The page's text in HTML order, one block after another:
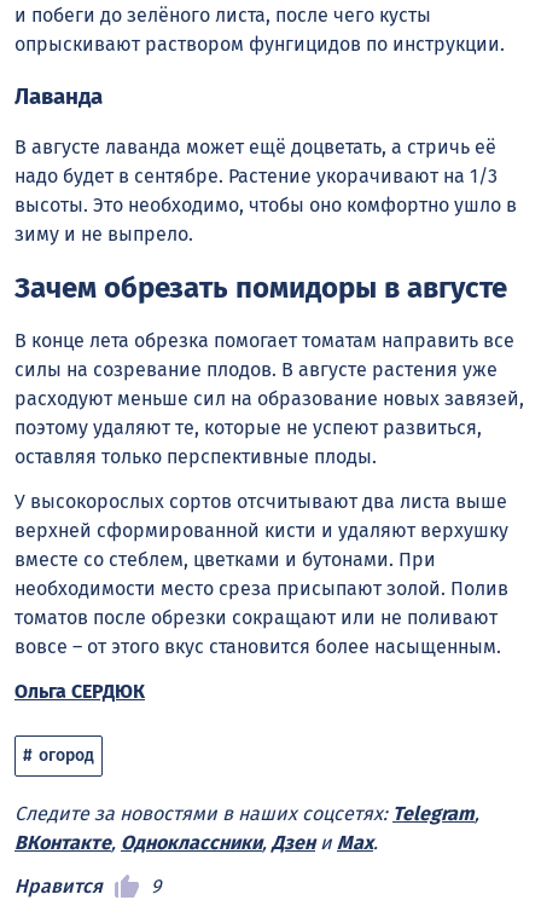
и побеги до зелёного листа, после чего кусты
опрыскивают раствором фунгицидов по инструкции.
Лаванда
В августе лаванда может ещё доцветать, а стричь её
надо будет в сентябре. Растение укорачивают на 1/3
высоты. Это необходимо, чтобы оно комфортно ушло в
зиму и не выпрело.
Зачем обрезать помидоры в августе
В конце лета обрезка помогает томатам направить все
силы на созревание плодов. В августе растения уже
расходуют меньше сил на образование новых завязей,
поэтому удаляют те, которые не успеют развиться,
оставляя только перспективные плоды.
У высокорослых сортов отсчитывают два листа выше
верхней сформированной кисти и удаляют верхушку
вместе со стеблем, цветками и бутонами. При
необходимости место среза присыпают золой. Полив
томатов после обрезки сокращают или не поливают
вовсе – от этого вкус становится более насыщенным.
Ольга СЕРДЮК
огород
Следите за новостями в наших соцсетях: Telegram,
ВКонтакте, Одноклассники, Дзени Max.
Нравится
9